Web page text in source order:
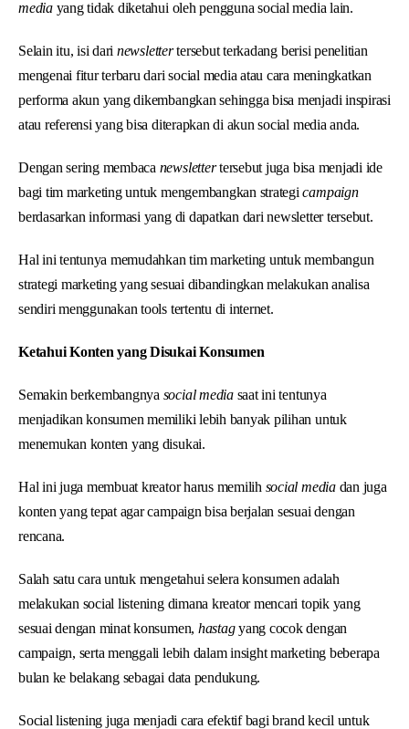
media yang tidak diketahui oleh pengguna social media lain.
Selain itu, isi dari newslettertersebut terkadang berisi penelitian
mengenai fitur terbaru dari social media atau cara meningkatkan
performa akun yang dikembangkan sehingga bisa menjadi inspirasi
atau referensi yang bisa diterapkan di akun social media anda.
Dengan sering membaca newslettertersebut juga bisa menjadi ide
bagi tim marketing untuk mengembangkan strategicampaign
berdasarkan informasi yang di dapatkan dari newsletter tersebut.
Hal ini tentunya memudahkan tim marketing untuk membangun
strategi marketing yang sesuai dibandingkan melakukan analisa
sendiri menggunakan tools tertentu di internet.
Ketahui Konten yang Disukai Konsumen
Semakin berkembangnya social media saat ini tentunya
menjadikan konsumen memiliki lebih banyak pilihan untuk
menemukan konten yang disukai.
Hal ini juga membuat kreator harus memilih social media dan juga
konten yang tepat agar campaign bisa berjalan sesuai dengan
rencana.
Salah satu cara untuk mengetahui selera konsumen adalah
melakukan social listening dimana kreator mencari topik yang
sesuai dengan minat konsumen, hastagyang cocok dengan
campaign, serta menggali lebih dalam insight marketing beberapa
bulan ke belakang sebagai data pendukung.
Social listening juga menjadi cara efektif bagi brand kecil untuk